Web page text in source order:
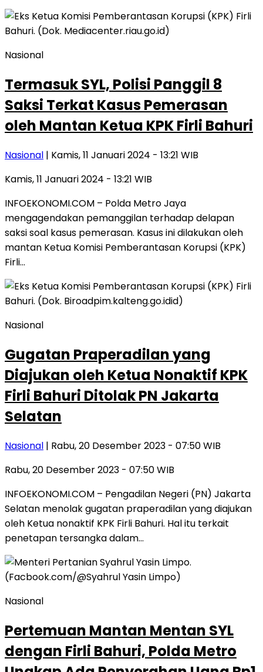
Nasional
Termasuk SYL, Polisi Panggil 8
Saksi Terkat Kasus Pemerasan
oleh Mantan Ketua KPK Firli Bahuri
Nasional | Kamis, 11 Januari 2024 - 13:21 WIB
Kamis, 11 Januari 2024 - 13:21 WIB
INFOEKONOMI.COM – Polda Metro Jaya
mengagendakan pemanggilan terhadap delapan
saksi soal kasus pemerasan. Kasus ini dilakukan oleh
mantan Ketua Komisi Pemberantasan Korupsi (KPK)
Firli…
Nasional
Gugatan Praperadilan yang
Diajukan oleh Ketua Nonaktif KPK
Firli Bahuri Ditolak PN Jakarta
Selatan
Nasional | Rabu, 20 Desember 2023 - 07:50 WIB
Rabu, 20 Desember 2023 - 07:50 WIB
INFOEKONOMI.COM – Pengadilan Negeri (PN) Jakarta
Selatan menolak gugatan praperadilan yang diajukan
oleh Ketua nonaktif KPK Firli Bahuri. Hal itu terkait
penetapan tersangka dalam…
Nasional
Pertemuan Mantan Mentan SYL
dengan Firli Bahuri, Polda Metro